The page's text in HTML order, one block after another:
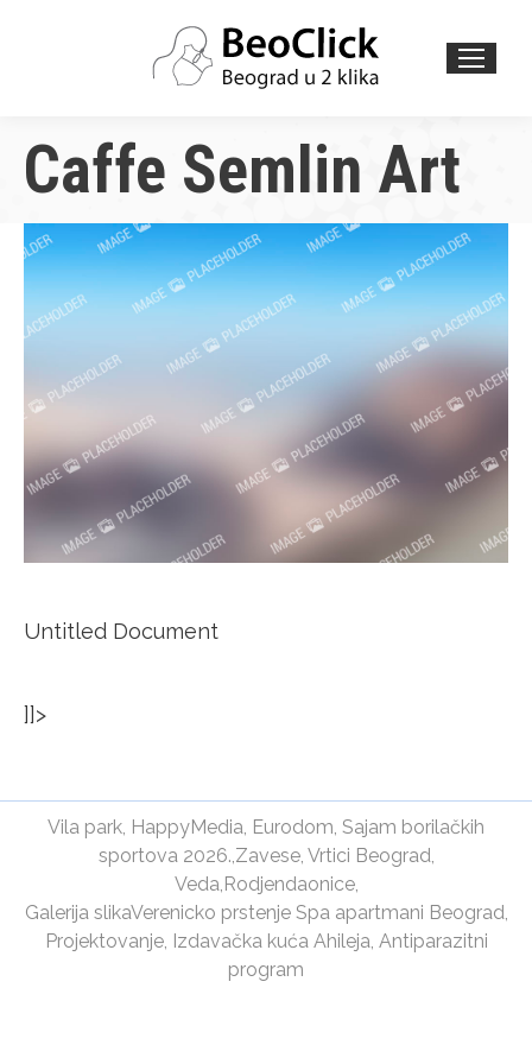
Caffe Semlin Art
Untitled Document
]]>
Vila park HappyMedia Eurodom Sajam borilačkih
sportova 2026. Zavese, Vrtici Beograd
Veda Rodjendaonice,
Galerija slikaVerenicko prstenje Spa apartmani Beograd
Projektovanje, Izdavačka kuća Ahileja Antiparazitni
program